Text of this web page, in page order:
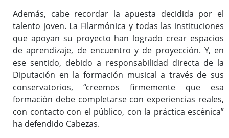
Además, cabe recordar la apuesta decidida por el
talento joven. La Filarmónica y todas las instituciones
que apoyan su proyecto han logrado crear espacios
de aprendizaje, de encuentro y de proyección. Y, en
ese sentido, debido a responsabilidad directa de la
Diputación en la formación musical a través de sus
conservatorios, “creemos firmemente que esa
formación debe completarse con experiencias reales,
con contacto con el público, con la práctica escénica”
ha defendido Cabezas.